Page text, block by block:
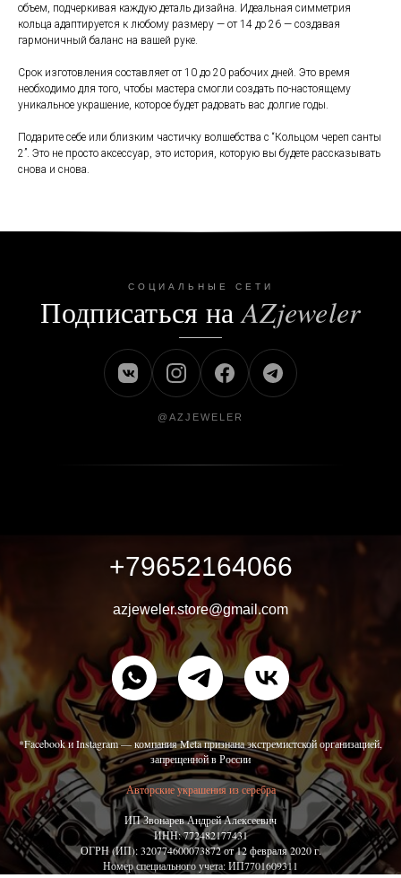
объем, подчеркивая каждую деталь дизайна. Идеальная симметрия
кольца адаптируется к любому размеру — от 14 до 26 — создавая
гармоничный баланс на вашей руке.
Срок изготовления составляет от 10 до 20 рабочих дней. Это время
необходимо для того, чтобы мастера смогли создать по-настоящему
уникальное украшение, которое будет радовать вас долгие годы.
Подарите себе или близким частичку волшебства с “Кольцом череп санты
2”. Это не просто аксессуар, это история, которую вы будете рассказывать
снова и снова.
СОЦИАЛЬНЫЕ СЕТИ
Подписаться наAZjeweler
@AZJEWELER
+79652164066
azjeweler.store@gmail.com
*Facebook и Instagram — компания Meta признана экстремистской организацией,
запрещенной в России
Авторские украшения из серебра
ИП Звонарев Андрей Алексеевич
ИНН: 772482177431
ОГРН (ИП): 320774600073872 от 12 февраля 2020 г.
Номер специального учета: ИП7701609311